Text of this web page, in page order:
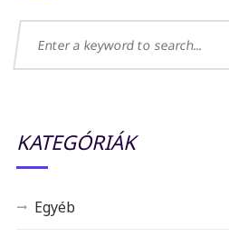
KATEGÓRIÁK
Egyéb